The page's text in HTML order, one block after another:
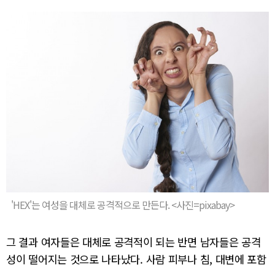
'HEX'는 여성을 대체로 공격적으로 만든다. <사진=pixabay>
그 결과 여자들은 대체로 공격적이 되는 반면 남자들은 공격
성이 떨어지는 것으로 나타났다. 사람 피부나 침, 대변에 포함